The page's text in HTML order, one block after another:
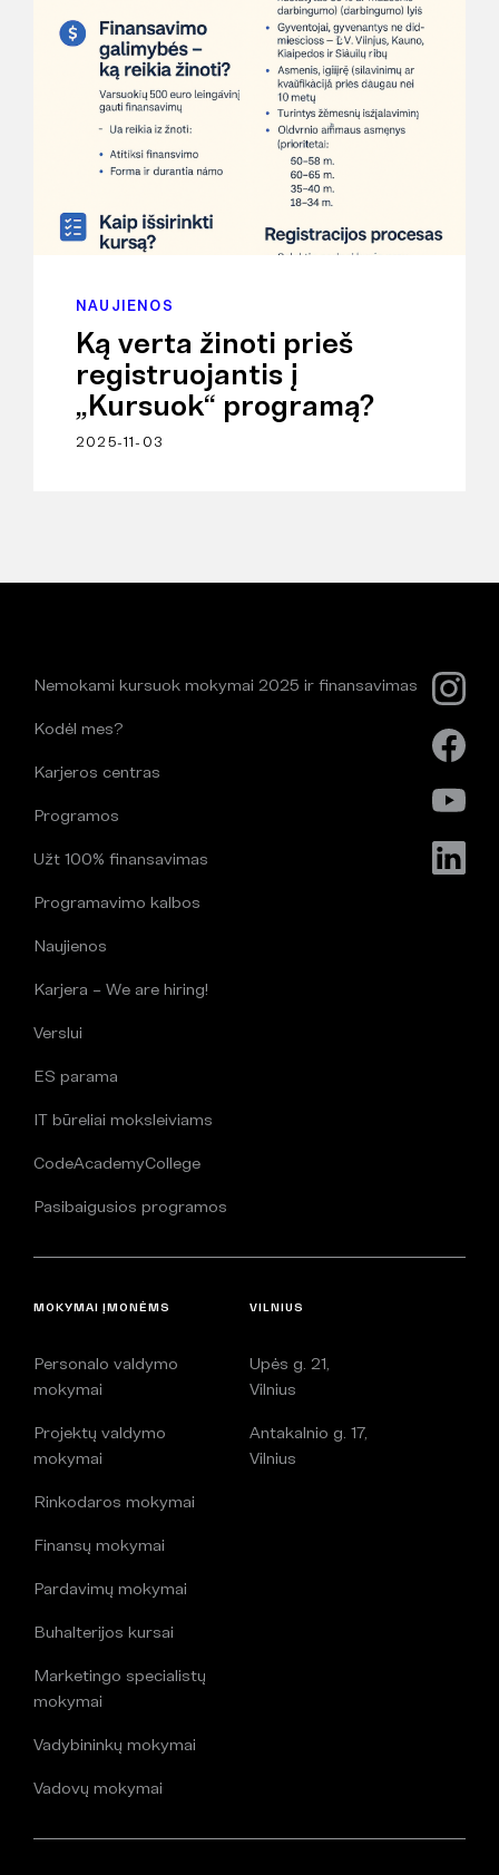
NAUJIENOS
Ką verta žinoti prieš
registruojantis į
„Kursuok“ programą?
2025-11-03
Nemokami kursuok mokymai 2025 ir finansavimas
Kodėl mes?
Karjeros centras
Programos
Užt 100% finansavimas
Programavimo kalbos
Naujienos
Karjera – We are hiring!
Verslui
ES parama
IT būreliai moksleiviams
CodeAcademyCollege
Pasibaigusios programos
MOKYMAI ĮMONĖMS
Personalo valdymo
mokymai
Projektų valdymo
mokymai
Rinkodaros mokymai
Finansų mokymai
Pardavimų mokymai
Buhalterijos kursai
Marketingo specialistų
mokymai
Vadybininkų mokymai
Vadovų mokymai
VILNIUS
Upės g. 21,
Vilnius
Antakalnio g. 17,
Vilnius